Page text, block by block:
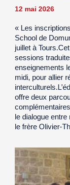
12 mai 2026
« Les
School de
juillet à
sessions
enseignements
midi, pour allier
offre deux
le dialogue
le frère Olivier-